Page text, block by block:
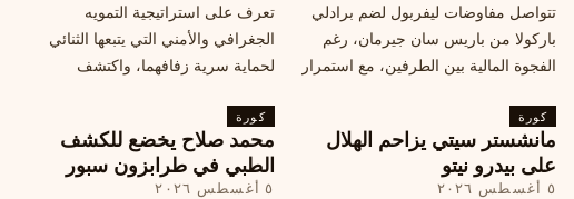
تتواصل مفاوضات ليفربول لضم برادلي
باركولا من باريس سان جيرمان، رغم
الفجوة المالية بين الطرفين، مع استمرار
إغلاق سوق الانتقالات
تعرف على استراتيجية التمويه
الجغرافي والأمني التي يتبعها الثنائي
لحماية سرية زفافهما، واكتشف
في البرتغال، واعرف ما هي الخطوات
القادمة في هذا الحدث العالمي
كورة
مانشستر سيتي يزاحم الهلال
على بيدرو نيتو
٥ أغسطس ٢٠٢٦
كورة
محمد صلاح يخضع للكشف
الطبي في طرابزون سبور
٥ أغسطس ٢٠٢٦